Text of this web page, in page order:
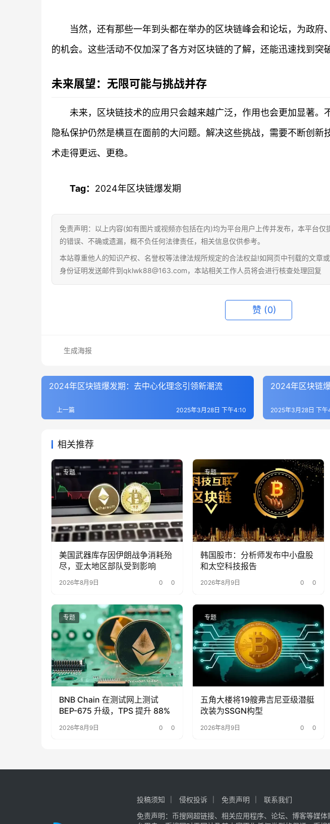
当然，还有那些一年到头都在举办的区块链峰会和论坛，为政府
的机会。这些活动不仅加深了各方对区块链的了解，还能迅速找到突
未来展望：无限可能与挑战并存
未来，区块链技术的应用只会越来越广泛，作用也会更加显著。
隐私保护仍然是横亘在面前的大问题。解决这些挑战，需要不断创新
术走得更远、更稳。
Tag： 2024年区块链爆发期
免责声明：以上内容(如有图片或视频亦包括在内)均为平台用户上传并发布，本平台
的错误、不确或遗漏，概不负任何法律责任，相关信息仅供参考。
本站尊重他人的知识产权、名誉权等法律法规所规定的合法权益!如网页中刊载的文章
身份证明发送邮件到qklwk88@163.com，本站相关工作人员将会进行核查处理回复
赞 (0)
生成海报
2024年区块链爆发期：去中心化理念引领新潮流
上一篇 2025年3月28日 下午4:10
2024年区块链
2025年3月28日 下午
相关推荐
专题
美国武器库存因伊朗战争消耗殆
尽，亚太地区部队受到影响
2026年8月9日 0 0
专题
韩国股市：分析师发布中小盘股
和太空科技报告
2026年8月9日 0 0
专题
BNB Chain 在测试网上测试
BEP-675 升级，TPS 提升 88%
2026年8月9日 0 0
专题
五角大楼将19艘弗吉尼亚级潜艇
改装为SSGN构型
2026年8月9日 0 0
投稿须知 侵权投诉 免责声明
联系我们
免责声明：币搜网超链接、相关应用程序、论坛、博客等媒